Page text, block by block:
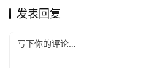
发表回复